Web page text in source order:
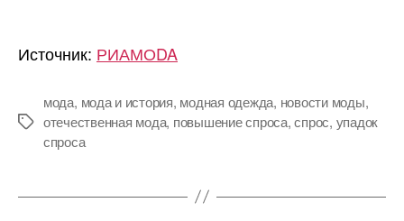
Источник: РИАМОDA
Метки
мода, мода и история, модная одежда, новости моды,
отечественная мода, повышение спроса,спрос, упадок
спроса